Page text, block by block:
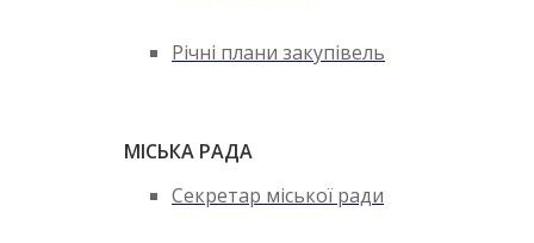
Річні плани закупівель
МІСЬКА РАДА
Секретар міської ради